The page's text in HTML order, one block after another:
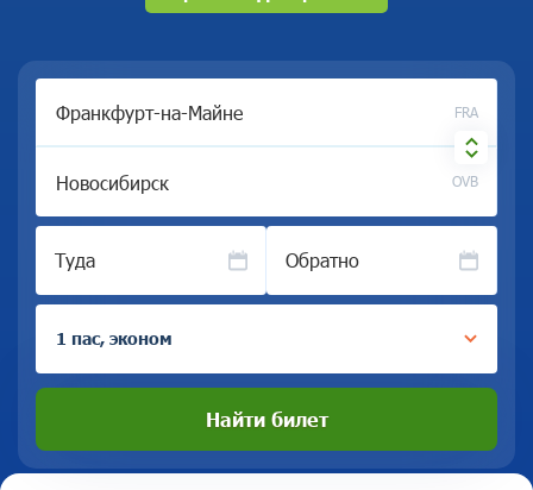
FRA
OVB
Туда Обратно
1 пас, эконом
Найти билет